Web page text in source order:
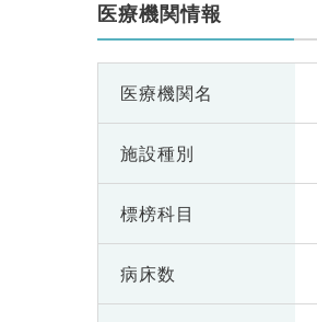
医療機関情報
医療機関名
施設種別
標榜科目
病床数